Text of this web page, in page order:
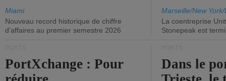
Miami
Nouveau record historique de chiffre
d'affaires au premier semestre 2026
Marseille/New
La coentreprise
Stonepeak est
PortXchange : Pour
Dans le